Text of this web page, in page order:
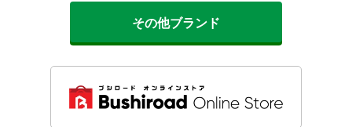
その他ブランド